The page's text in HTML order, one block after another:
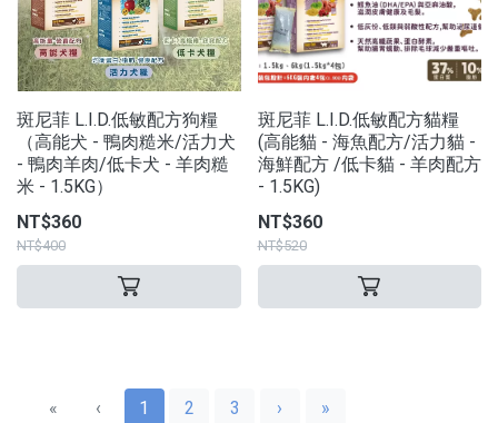
斑尼菲 L.I.D.低敏配方狗糧
（高能犬 - 鴨肉糙米/活力犬
- 鴨肉羊肉/低卡犬 - 羊肉糙
米 - 1.5KG）
NT$360
NT$400
斑尼菲 L.I.D.低敏配方貓糧
(高能貓 - 海魚配方/活力貓 -
海鮮配方 /低卡貓 - 羊肉配方
- 1.5KG)
NT$360
NT$520
« ‹ 1 2 3 › »